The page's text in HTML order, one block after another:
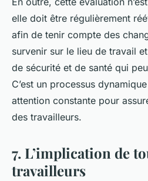
elle doit être régulièrement
afin de tenir compte des
survenir sur le lieu de travail
de sécurité et de santé qui
C’est un processus
attention constante pour
des travailleurs.
7. L’implication de
travailleurs